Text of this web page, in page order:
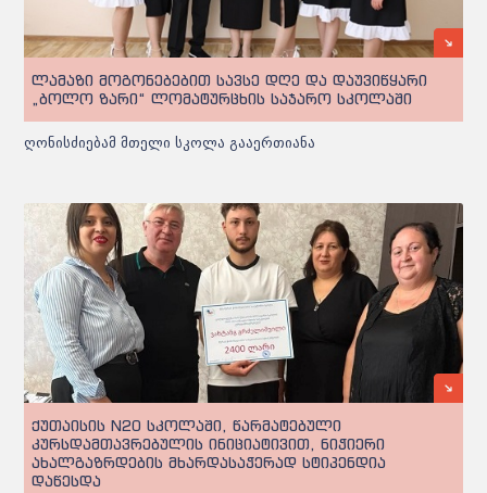
ლამაზი მოგონებებით სავსე დღე და დაუვიწყარი
„ბოლო ზარი“ ლომატურცხის საჯარო სკოლაში
ღონისძიებამ მთელი სკოლა გააერთიანა
ქუთაისის N20 სკოლაში, წარმატებული
კურსდამთავრებულის ინიციატივით, ნიჭიერი
ახალგაზრდების მხარდასაჭერად სტიპენდია
დაწესდა